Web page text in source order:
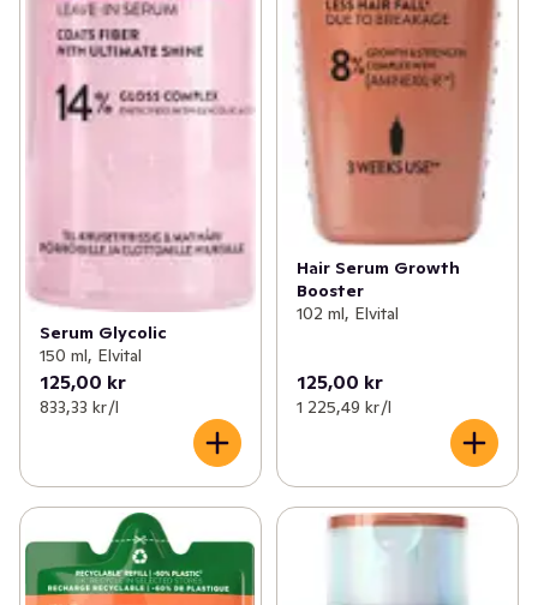
Serum Glycolic
150 ml, Elvital
125,00 kr
833,33 kr /l
Hair Serum Growth
Booster
102 ml, Elvital
125,00 kr
1 225,49 kr /l